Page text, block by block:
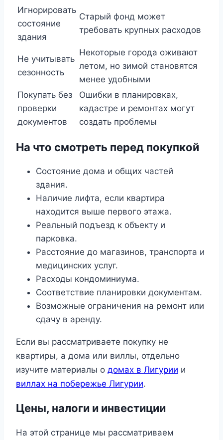
Игнорировать
состояние
здания
Старый фонд может
требовать крупных расходов
Не учитывать
сезонность
Некоторые города оживают
летом, но зимой становятся
менее удобными
Покупать без
проверки
документов
Ошибки в планировках,
кадастре и ремонтах могут
создать проблемы
На что смотреть перед покупкой
Состояние дома и общих частей
здания.
Наличие лифта, если квартира
находится выше первого этажа.
Реальный подъезд к объекту и
парковка.
Расстояние до магазинов, транспорта и
медицинских услуг.
Расходы кондоминиума.
Соответствие планировки документам.
Возможные ограничения на ремонт или
сдачу в аренду.
Если вы рассматриваете покупку не
квартиры, а дома или виллы, отдельно
изучите материалы о домах в Лигурии и
виллах на побережье Лигурии.
Цены, налоги и инвестиции
На этой странице мы рассматриваем